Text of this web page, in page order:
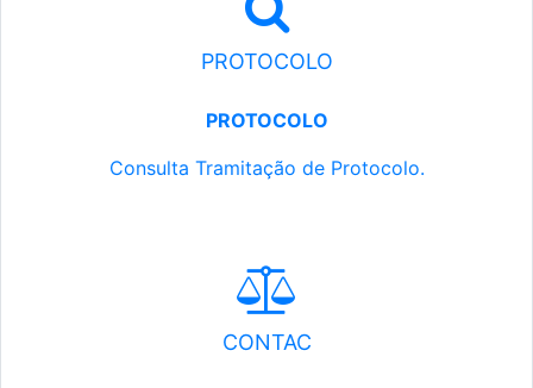
PROTOCOLO
PROTOCOLO
Consulta Tramitação de Protocolo.
CONTAC